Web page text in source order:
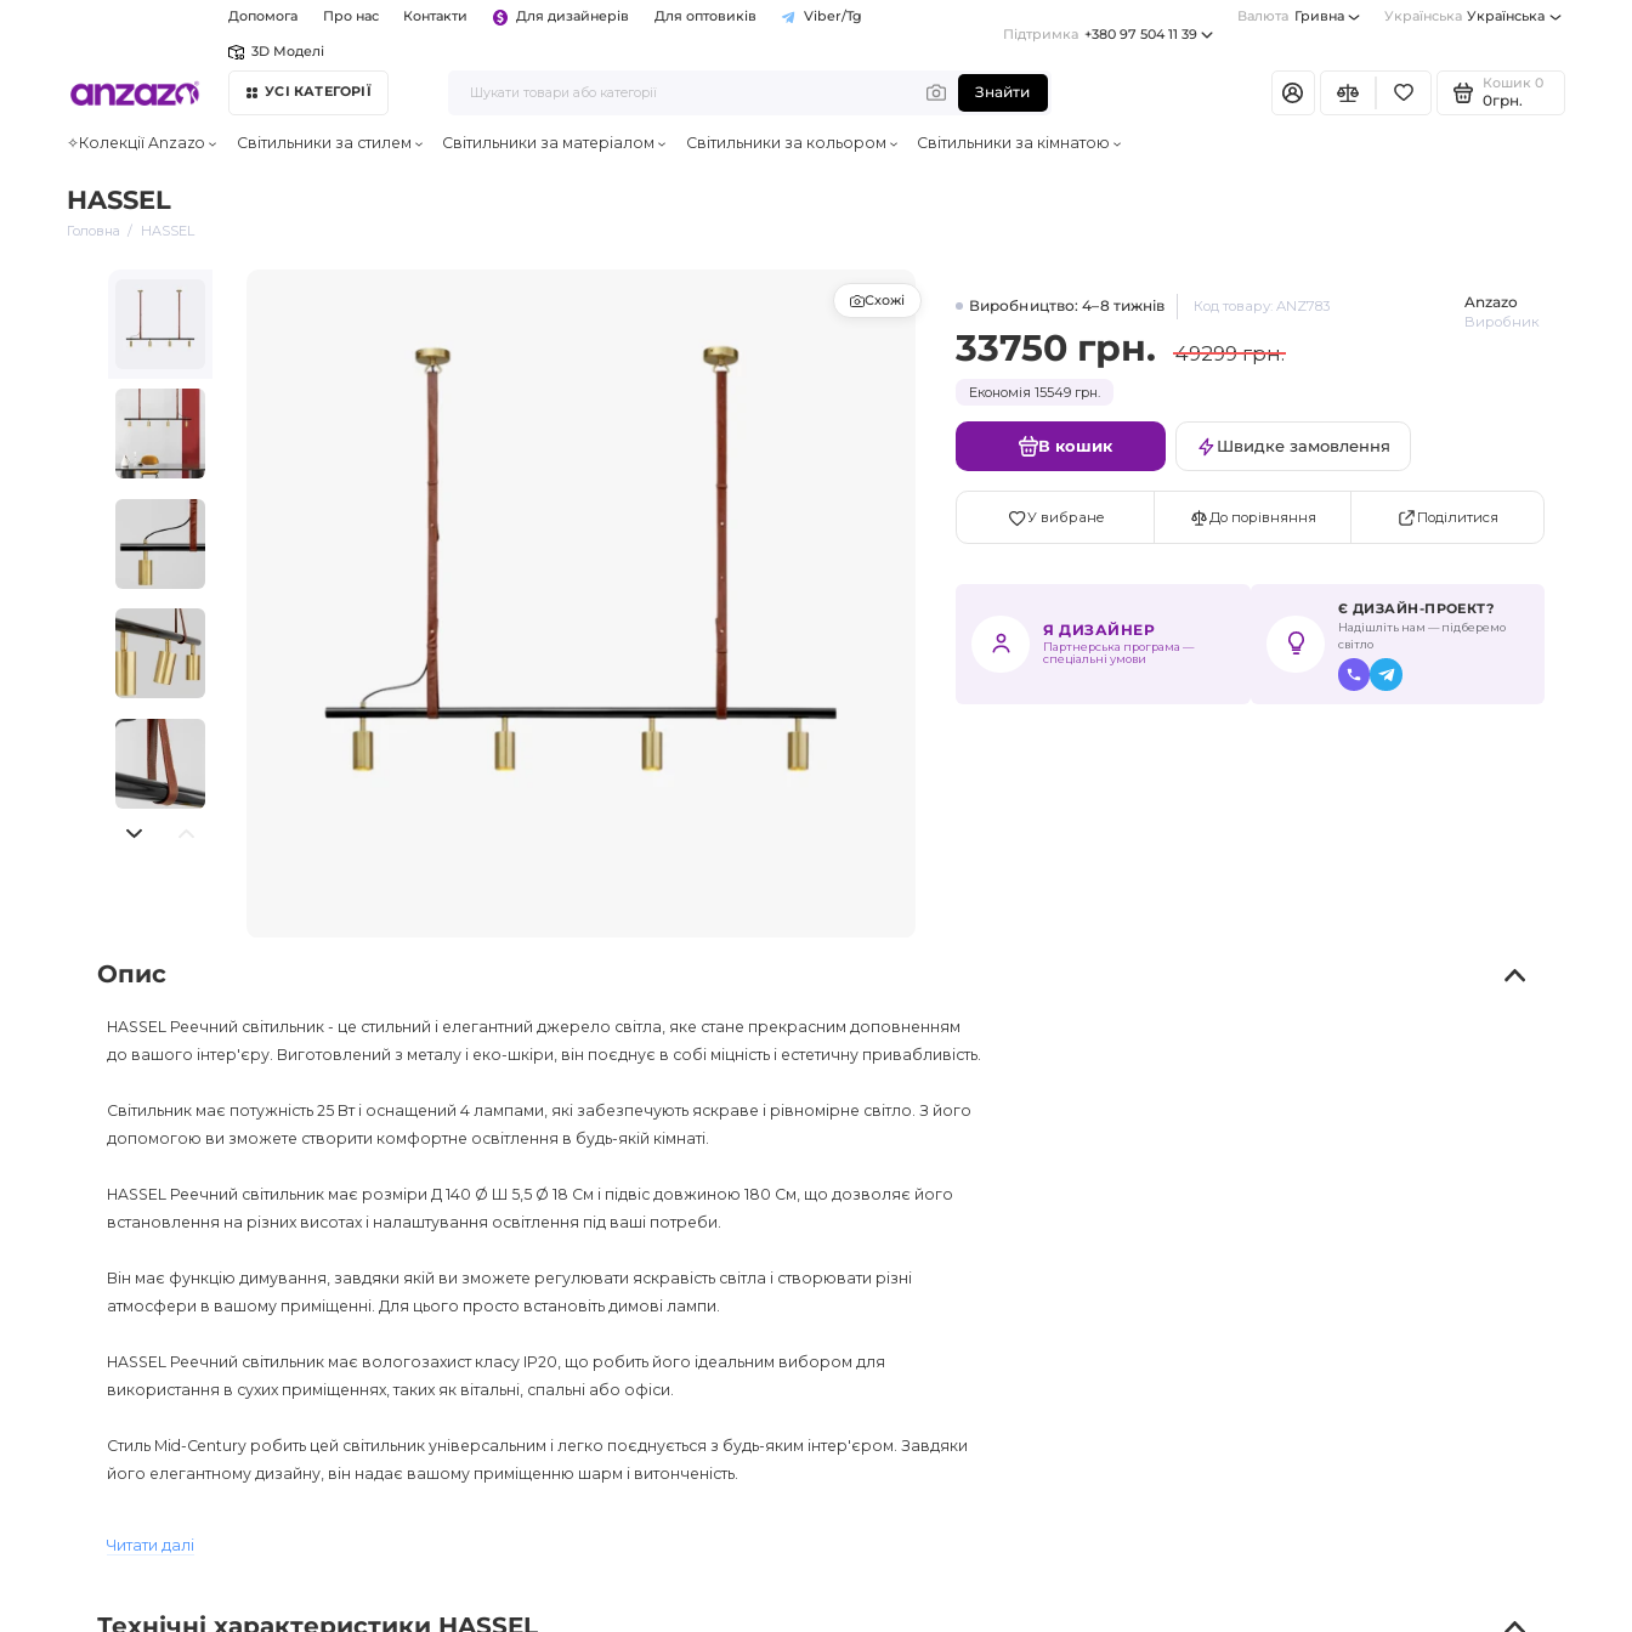
Допомога Про нас Контакти Для дизайнерів Для оптовиків Viber/Tg
3D Моделі
Підтримка +380 97 504 11 39
Валюта Гривна Українська Українська
УСІ КАТЕГОРІЇ Знайти
Кошик 0
0грн.
✧Колекції Anzazo Світильники за стилем Світильники за матеріалом Світильники за кольором Світильники за кімнатою
HASSEL
Головна HASSEL
Схожі Виробництво: 4–8 тижнів Код товару: ANZ783
Anzazo
Виробник
33750 грн. 49299 грн.
Економія 15549 грн.
В кошик Швидке замовлення
У вибране До порівняння Поділитися
Я ДИЗАЙНЕР
Партнерська програма —
спеціальні умови
Є ДИЗАЙН-ПРОЕКТ?
Надішліть нам — підберемо
світло
Опис
HASSEL Реечний світильник - це стильний і елегантний джерело світла, яке стане прекрасним доповненням
до вашого інтер'єру. Виготовлений з металу і еко-шкіри, він поєднує в собі міцність і естетичну привабливість.
Світильник має потужність 25 Вт і оснащений 4 лампами, які забезпечують яскраве і рівномірне світло. З його
допомогою ви зможете створити комфортне освітлення в будь-якій кімнаті.
HASSEL Реечний світильник має розміри Д 140 Ø Ш 5,5 Ø 18 См і підвіс довжиною 180 См, що дозволяє його
встановлення на різних висотах і налаштування освітлення під ваші потреби.
Він має функцію димування, завдяки якій ви зможете регулювати яскравість світла і створювати різні
атмосфери в вашому приміщенні. Для цього просто встановіть димові лампи.
HASSEL Реечний світильник має вологозахист класу IP20, що робить його ідеальним вибором для
використання в сухих приміщеннях, таких як вітальні, спальні або офіси.
Стиль Mid-Century робить цей світильник універсальним і легко поєднується з будь-яким інтер'єром. Завдяки
його елегантному дизайну, він надає вашому приміщенню шарм і витонченість.
функціональність до вашого дому або офісу. Він буде прекрасним акцентом і створить затишну атмосферу в
Читати далі
Технічні характеристики HASSEL